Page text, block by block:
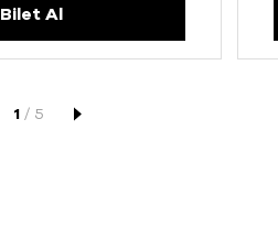
Bilet Al
1 / 5